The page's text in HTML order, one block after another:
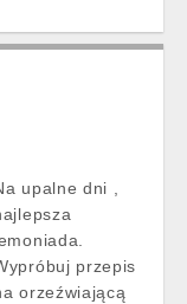
upalne dni ,
przepis
orzeźwiającą